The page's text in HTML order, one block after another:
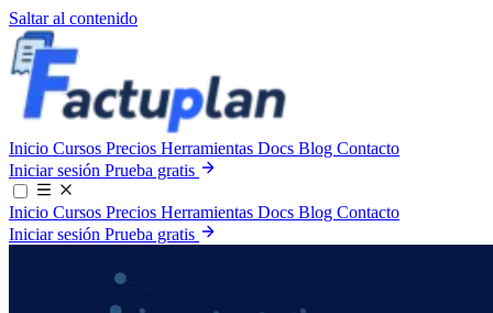
Saltar al contenido
Inicio Cursos Precios Herramientas Docs Blog Contacto
Iniciar sesión Prueba gratis
Inicio Cursos Precios Herramientas Docs Blog Contacto
Iniciar sesión Prueba gratis